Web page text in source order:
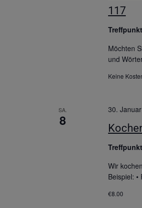
117
Möchten
und
Keine
SA.
8
30.
Wir
Beispiel:
€8.00